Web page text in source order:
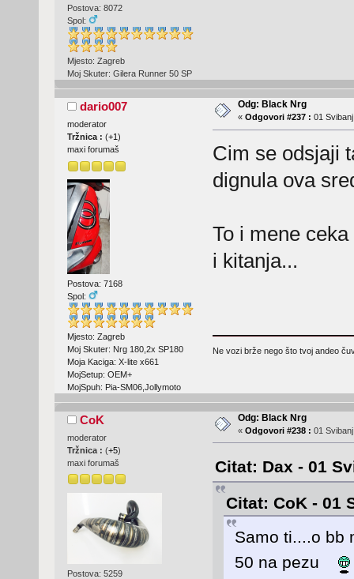
Postova: 8072
Spol:
Mjesto: Zagreb
Moj Skuter: Gilera Runner 50 SP
dario007
moderator
Tržnica : (+1 )
maxi forumaš
Postova: 7168
Spol:
Mjesto: Zagreb
Moj Skuter: Nrg 180,2x SP180
Moja Kaciga: X-lite x661
MojSetup: OEM+
MojSpuh: Pia-SM06,Jollymoto
Odg: Black Nrg
« Odgovori #237 : 01
Cim se odsjaji
dignula ova
To i mene
i kitanja...
Ne vozi brže nego što tvoj andeo
CoK
moderator
Tržnica : (+5)
maxi forumaš
Postova: 5259
Odg: Black Nrg
« Odgovori #238 : 01
Citat: Dax - 01
Citat: CoK - 01
Samo ti....o bb
50 na pezu